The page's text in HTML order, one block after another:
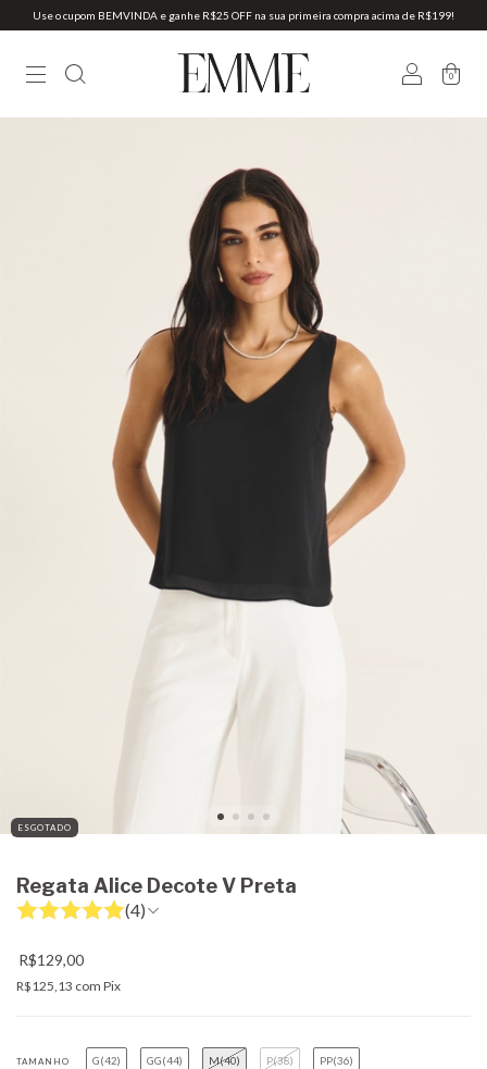
Use o cupom BEMVINDA e ganhe R$25 OFF na sua primeira compra acima de R$199!
0
ESGOTADO
Regata Alice Decote V Preta
(4)
R$129,00
R$125,13 com Pix
TAMANHO G(42) GG(44) M(40) P(38) PP(36)